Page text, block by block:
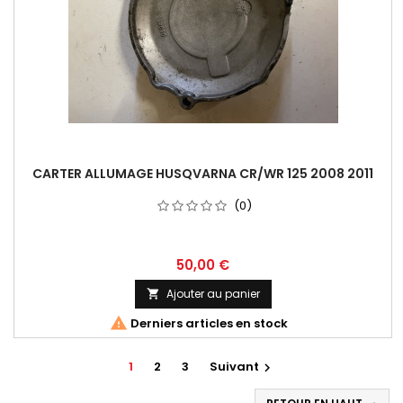
CARTER ALLUMAGE HUSQVARNA CR/WR 125 2008 2011
(0)
50,00 €
 Ajouter au panier
 Derniers articles en stock
1 2 3 Suivant 